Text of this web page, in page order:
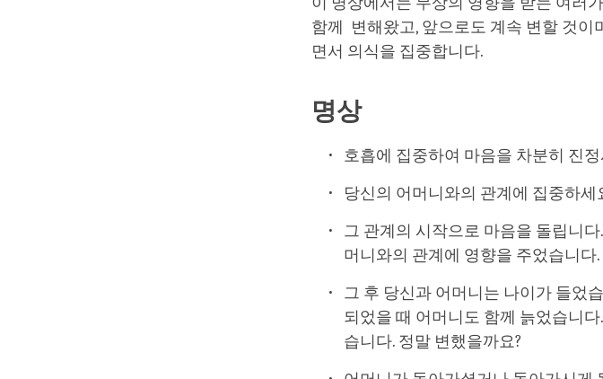
함께 변해왔고, 앞으로도 계속 변할 것이
면서 의식을 집중합니다.
명상
호흡에 집중하여 마음을 차분히 진
당신의 어머니와의 관계에 집중하세
그 관계의 시작으로 마음을 돌립니
머니와의 관계에 영향을 주었습니다.
그 후 당신과 어머니는 나이가 들었
되었을 때 어머니도 함께 늙었습니
습니다. 정말 변했을까요?